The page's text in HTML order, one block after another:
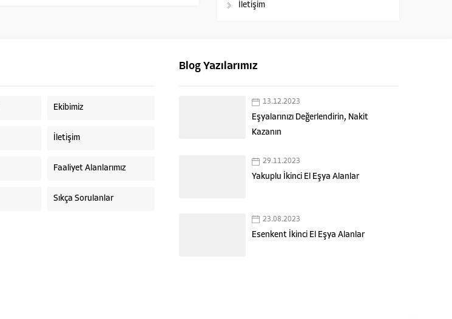
İletişim
Ekibimiz
İletişim
Faaliyet Alanlarımız
Sıkça Sorulanlar
Blog Yazılarımız
13.12.2023
Eşyalarınızı Değerlendirin, Nakit
Kazanın
29.11.2023
Yakuplu İkinci El Eşya Alanlar
23.08.2023
Esenkent İkinci El Eşya Alanlar